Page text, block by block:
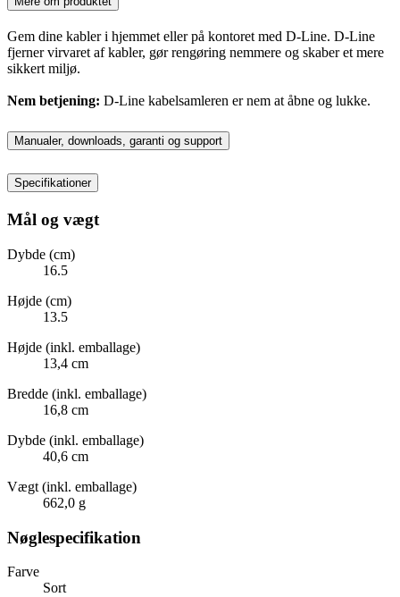
Gem dine kabler i hjemmet eller på kontoret med D-Line. D-Line
fjerner virvaret af kabler, gør rengøring nemmere og skaber et mere
sikkert miljø.
Nem betjening: D-Line kabelsamleren er nem at åbne og lukke.
Manualer, downloads, garanti og support
Specifikationer
Mål og vægt
Dybde (cm)
16.5
Højde (cm)
13.5
Højde (inkl. emballage)
13,4 cm
Bredde (inkl. emballage)
16,8 cm
Dybde (inkl. emballage)
40,6 cm
Vægt (inkl. emballage)
662,0 g
Nøglespecifikation
Farve
Sort